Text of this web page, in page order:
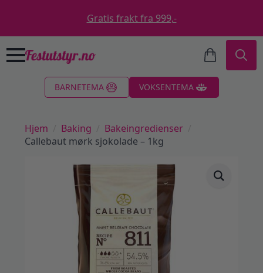
Gratis frakt fra 999,-
BARNETEMA VOKSENTEMA
Hjem Baking
Bakeingredienser
Callebaut mørk sjokolade – 1kg